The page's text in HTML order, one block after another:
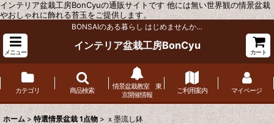
インテリア盆栽工房BonCyuの通販サイトです 他には無い世界観の情景盆栽
やおしゃれに飾れる苔玉をご提供します。
BONSAIのある暮らし はじめませんか…
メニュー
インテリア盆栽工房BonCyu
カート
カテゴリ 商品検索
情景盆栽教室 東
京開催情報
ご利用案内 マイページ
ホーム > 特選情景盆栽 1点物 > ｘ墨流し鉢